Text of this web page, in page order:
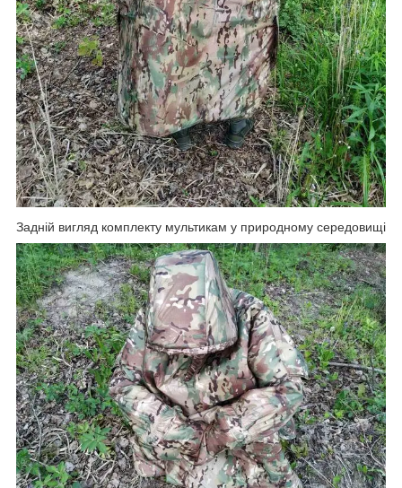
Задній вигляд комплекту мультикам у природному середовищі